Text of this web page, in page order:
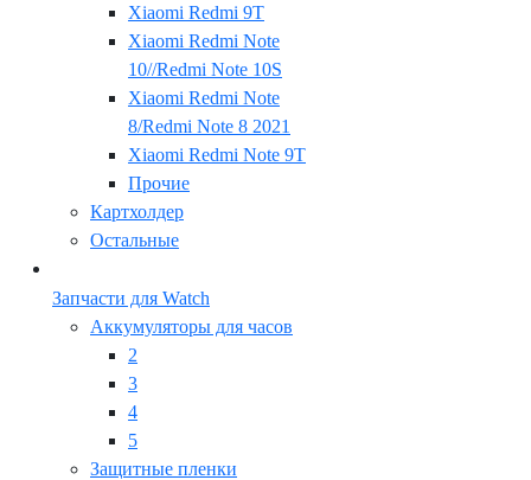
Xiaomi Redmi 9T
Xiaomi Redmi Note
10//Redmi Note 10S
Xiaomi Redmi Note
8/Redmi Note 8 2021
Xiaomi Redmi Note 9T
Прочие
Картхолдер
Остальные
Запчасти для Watch
Аккумуляторы для часов
2
3
4
5
Защитные пленки